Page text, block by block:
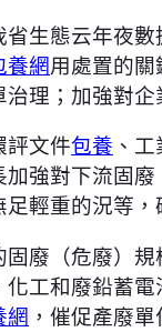
生態云年夜
養網用處置的
理；加強對
評文件包養 、
強對下流固
輕重的況等
廢（危廢）
工和廢鉛蓄
網 ，催促產廢